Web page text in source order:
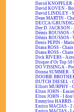
David KNOPFLER
David KOVEN -
David LINDLEY -
Dean MARTIN -
DECCA/GRUNDIG
Dee D. JACKSON -
Démis ROUSSOS -
Démis ROUSSOS -
Denis PEPIN -
Diana ROSS -
Diana ROSS -
Dick RIVERS -
Disque d'Or Top
DO VISSINGA -
Donna SUMMER -
DOOBIE
DUTCH DIESEL -
Elliott MURPHY -
Elton JOHN -
Elton JOHN - I
Emmylou HARRIS
Enrico MACIAS - 2
Enrico MACIAS -